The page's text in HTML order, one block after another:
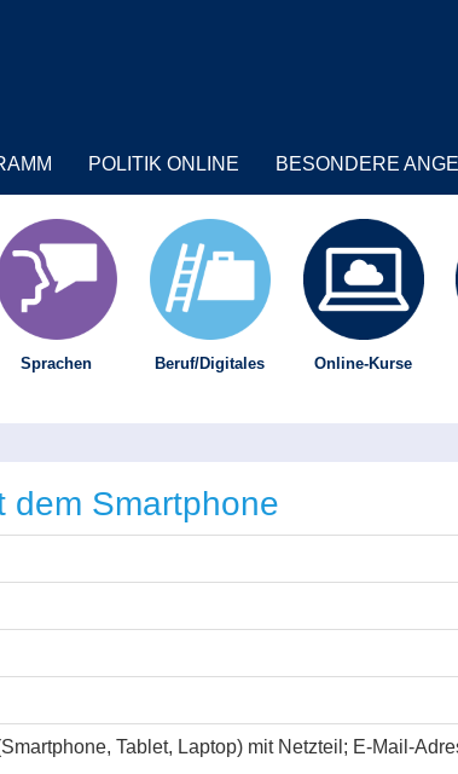
POLITIK ONLINE BESONDERE
Sprachen Beruf/Digitales Online-Kurse
dem Smartphone
Tablet, Laptop) mit Netzteil; E-Mail-